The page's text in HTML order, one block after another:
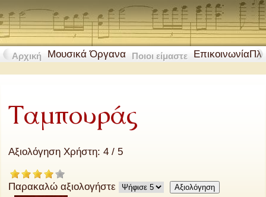
Αρχική Μουσικά Όργανα Ποιοι είμαστε Επικοινωνία
Ταμπουράς
Αξιολόγηση Χρήστη: 4 / 5
Παρακαλώ αξιολογήστε